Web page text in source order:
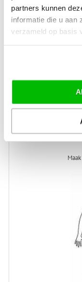
partners kunnen
informatie die u aan
verzameld op basis
WELKEMAAT HEB IK